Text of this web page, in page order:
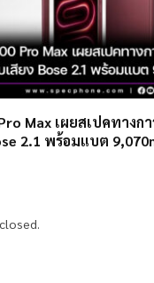
Max เผยสเปคทางก
2.1 พร้อมแบต